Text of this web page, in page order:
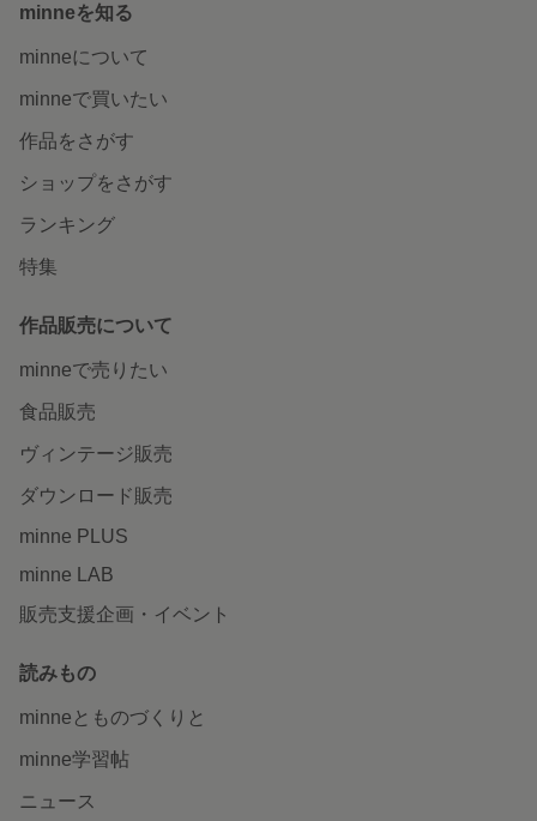
minneを知る
minneについて
minneで買いたい
作品をさがす
ショップをさがす
ランキング
特集
作品販売について
minneで売りたい
食品販売
ヴィンテージ販売
ダウンロード販売
minne PLUS
minne LAB
販売支援企画・イベント
読みもの
minneとものづくりと
minne学習帖
ニュース